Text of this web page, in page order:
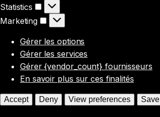
Statistics
Statistics
Marketing
Marketing
Gérer les options
Gérer les services
Gérer {vendor_count} fournisseurs
En savoir plus sur ces finalités
Accept Deny View preferences